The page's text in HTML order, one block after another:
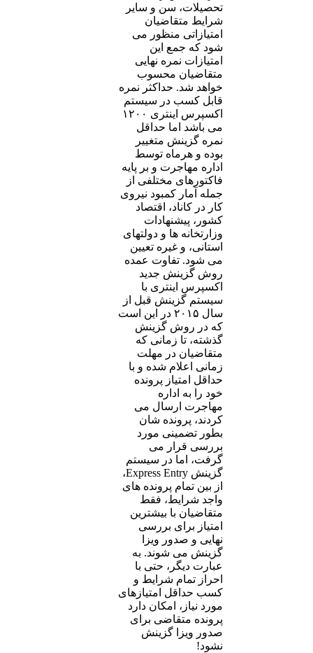
تحصیلات، سن و سایر
شرایط متقاضیان
امتیازاتی منظور می
شود که جمع این
امتیازات نمره نهایی
متقاضیان محسوب
خواهد شد. حداکثر نمره
قابل کسب در سیستم
اکسپرس اینتری ۱۲۰۰
می باشد اما حداقل
نمره گزینش متغییر
بوده و هرماه توسط
اداره مهاجرت و بر پایه
فاکتورهای مختلفی از
جمله آمار کمبود نیروی
کار در کاناد، اقتصاد
کشور، پیشنهادات
وزارتخانه ها و دولتهای
استانی، و غیره تعیین
می شود. تفاوت عمده
روش گزینش جدید
اکسپرس اینتری با
سیستم گزینش قبل از
سال ۲۰۱۵ در این است
که در روش گزینش
گذشته، تا زمانی که
متقاضیان در مهلت
زمانی اعلام شده و با
حداقل امتیاز پرونده
خود را به اداره
مهاجرت ارسال می
کردند، پرونده شان
بطور تضمینی مورد
بررسی قرار می
گرفت، اما در سیستم
گزینش Express Entry،
از بین تمام پرونده های
واجد شرایط، فقط
متقاضیان با بیشترین
امتیاز برای بررسی
نهایی و صدور ویزا
گزینش می شوند. به
عبارت دیگر، حتی با
احراز تمام شرایط و
کسب حداقل امتیازهای
مورد نیاز، امکان دارد
پرونده متقاضی برای
صدور ویزا گزینش
نشود!